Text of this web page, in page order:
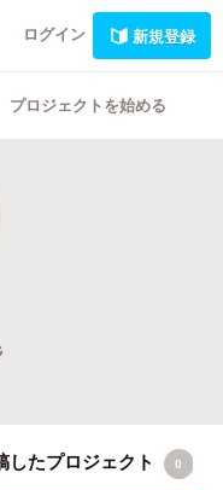
ログイン 新規登録
プロジェクトを始める
したプロジェクト 0